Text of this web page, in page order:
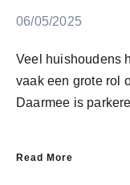
06/05/2025
Veel huishoudens
vaak een grote rol
Daarmee is
Read More